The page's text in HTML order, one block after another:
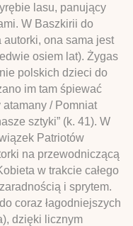
lasu, panujący
W Baszkirii do
autorki, ona sama jest
osiem lat). Żygas
polskich dzieci do
im tam śpiewać
/ Pomniat
sztyki” (k. 41). W
Patriotów
na przewodniczącą
w trakcie całego
i sprytem.
coraz łagodniejszych
dzięki licznym